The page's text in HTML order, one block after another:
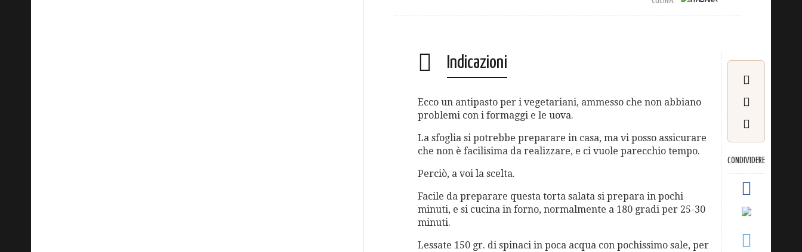
Indicazioni
CONDIVIDERE
Ecco un antipasto per i vegetariani, ammesso che non abbiano
problemi con i formaggi e le uova.
La sfoglia si potrebbe preparare in casa, ma vi posso assicurare
che non è facilisima da realizzare, e ci vuole parecchio tempo.
Perciò, a voi la scelta.
Facile da preparare questa torta salata si prepara in pochi
minuti, e si cucina in forno, normalmente a 180 gradi per 25-30
minuti.
Lessate 150 gr. di spinaci in poca acqua con pochissimo sale, per